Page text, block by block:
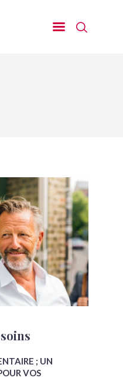
; UN
VOS